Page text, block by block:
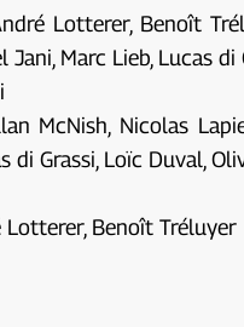
Lotterer, Benoît
Marc Lieb, Lucas
McNish, Nicolas
di Grassi, Loïc Duval,
Lotterer, Benoît Tréluyer